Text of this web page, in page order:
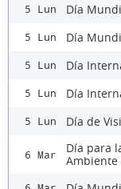
5 Lun Día
5 Lun Día
5 Lun Día
5 Lun Día
5 Lun Día de
6 Mar
Día para
Ambiente